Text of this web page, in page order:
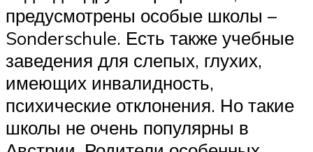
предусмотрены особые школы –
Sonderschule. Есть также учебные
заведения для слепых, глухих,
имеющих инвалидность,
психические отклонения. Но такие
школы не очень популярны в